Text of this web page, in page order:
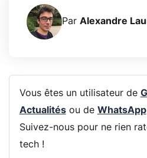
Par Alexandre
Vous êtes un utilisateur de
Actualitésou de WhatsApp
Suivez-nous pour ne rien
tech !